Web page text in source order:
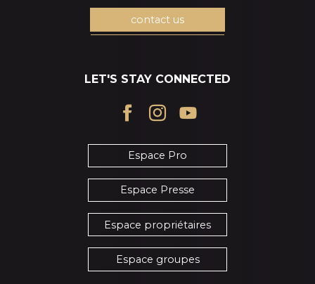
contact us
LET'S STAY CONNECTED
Espace Pro
Espace Presse
Espace propriétaires
Espace groupes